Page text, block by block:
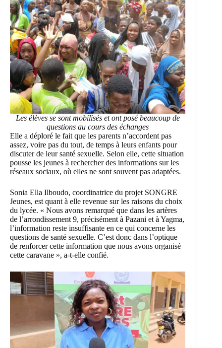
Les élèves se sont mobilisés et ont posé beaucoup de
questions au cours des échanges
Elle a déploré le fait que les parents n’accordent pas
assez, voire pas du tout, de temps à leurs enfants pour
discuter de leur santé sexuelle. Selon elle, cette situation
pousse les jeunes à rechercher des informations sur les
réseaux sociaux, où elles ne sont souvent pas adaptées.
Sonia Ella Ilboudo, coordinatrice du projet SONGRE
Jeunes, est quant à elle revenue sur les raisons du choix
du lycée. « Nous avons remarqué que dans les artères
de l’arrondissement 9, précisément à Pazani et à Yagma,
l’information reste insuffisante en ce qui concerne les
questions de santé sexuelle. C’est donc dans l’optique
de renforcer cette information que nous avons organisé
cette caravane », a-t-elle confié.